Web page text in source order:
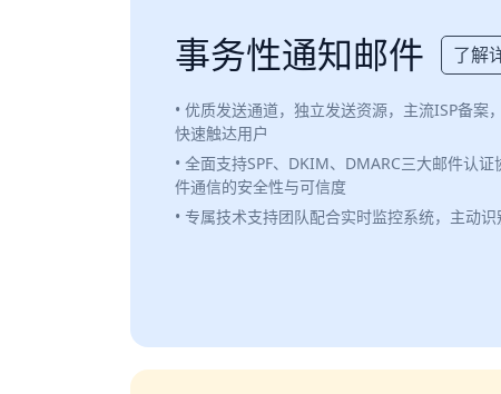
事务性通知邮件 了解
• 优质发送通道，独立发送资源，主流ISP备
快速触达用户
• 全面支持SPF、DKIM、DMARC三大邮件认
件通信的安全性与可信度
• 专属技术支持团队配合实时监控系统，主动